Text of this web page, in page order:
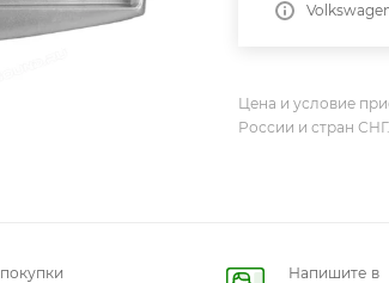
Цена и условие
России и стран СНГ.
Напишите в